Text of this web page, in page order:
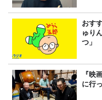
おす
ゅり
つ」
『映
に行